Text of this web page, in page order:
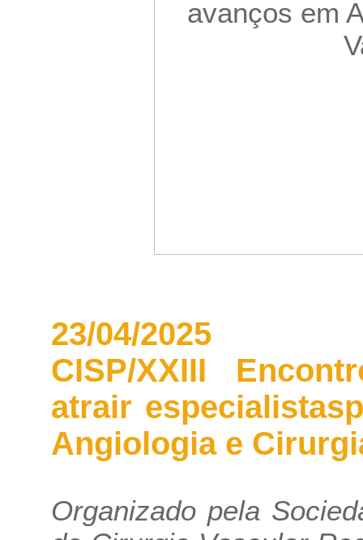
23/04/2025
CISP/XXIII
atrair
Angiologia e
Organizado pela